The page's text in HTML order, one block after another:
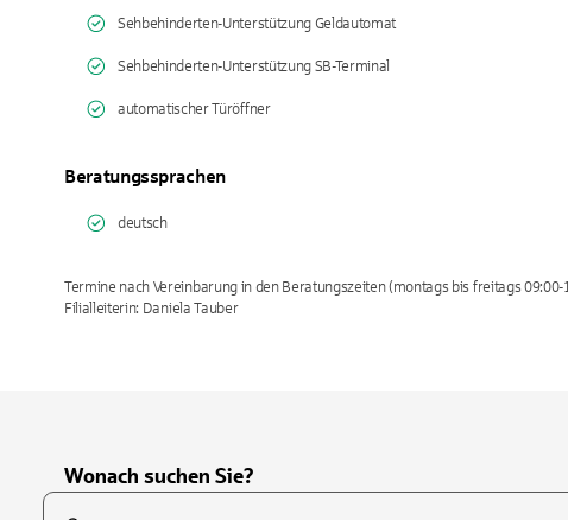
Sehbehinderten-Unterstützung Geldautomat
Sehbehinderten-Unterstützung SB-Terminal
automatischer Türöffner
Beratungssprachen
deutsch
Termine nach Vereinbarung in den Beratungszeiten (montags bis freitags 09:00-
Filialleiterin: Daniela Tauber
Wonach suchen Sie?
Suchfeld